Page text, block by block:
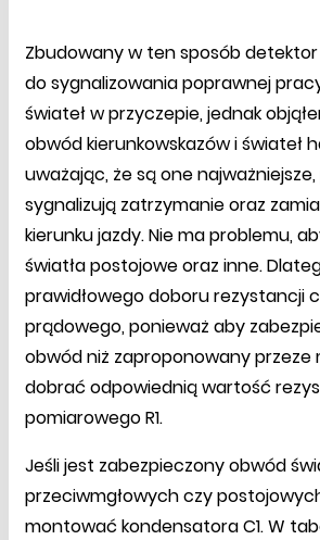
Zbudowany w ten sposób detektor
do sygnalizowania poprawnej
świateł w przyczepie, jednak
obwód kierunkowskazów i świateł
uważając, że są one
sygnalizują zatrzymanie oraz
kierunku jazdy. Nie ma problemu,
światła postojowe oraz inne.
prawidłowego doboru rezystancji
prądowego, ponieważ aby
obwód niż zaproponowany przeze
dobrać odpowiednią wartość
pomiarowego R1.
Jeśli jest zabezpieczony obwód
przeciwmgłowych czy
montować kondensatora C1. W